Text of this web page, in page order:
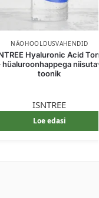
NÄOHOOLDUSVAHENDID
Hyaluronic Acid
hüaluroonhappega
toonik
ISNTREE
Loe edasi